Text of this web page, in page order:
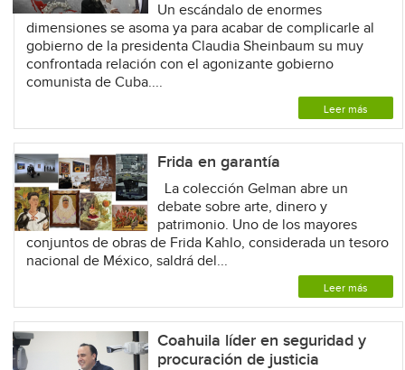
Un escándalo de enormes
dimensiones se asoma ya para acabar de complicarle al
gobierno de la presidenta Claudia Sheinbaum su muy
confrontada relación con el agonizante gobierno
comunista de Cuba....
Leer más
Frida en garantía
La colección Gelman abre un
debate sobre arte, dinero y
patrimonio. Uno de los mayores
conjuntos de obras de Frida Kahlo, considerada un tesoro
nacional de México, saldrá del...
Leer más
Coahuila líder en seguridad y
procuración de justicia